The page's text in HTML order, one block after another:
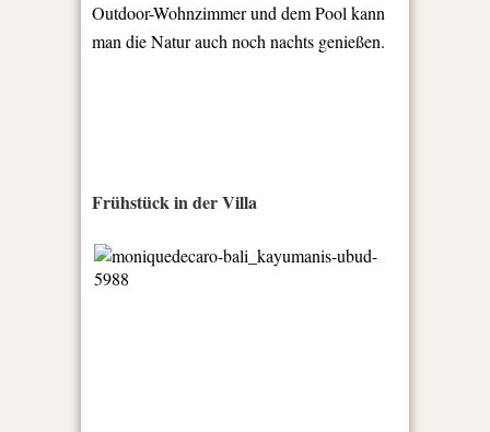
Outdoor-Wohnzimmer und dem Pool kann
man die Natur auch noch nachts genießen.
Frühstück in der Villa